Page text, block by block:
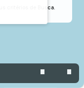
critérios de Busca.